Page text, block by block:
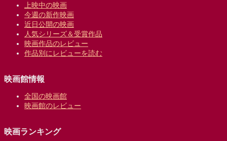
上映中の映画
今週の新作映画
近日公開の映画
人気シリーズ＆受賞作品
映画作品のレビュー
作品別にレビューを読む
映画館情報
全国の映画館
映画館のレビュー
映画ランキング